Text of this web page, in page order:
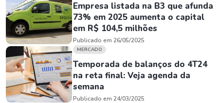
Empresa listada na B3 que afunda
73% em 2025 aumenta o capital
em R$ 104,5 milhões
Publicado em 26/05/2025
MERCADO
Temporada de balanços do 4T24
na reta final: Veja agenda da
semana
Publicado em 24/03/2025